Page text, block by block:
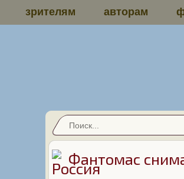
зрителям авторам
Фантомас